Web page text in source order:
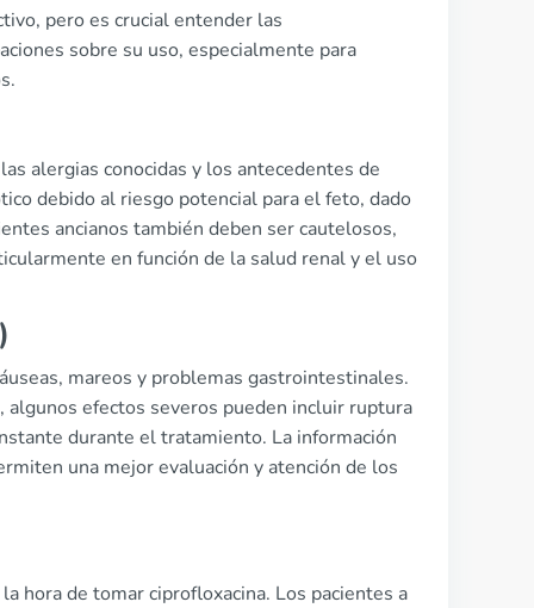
pero es crucial entender las
sobre su uso, especialmente para
alergias conocidas y los antecedentes de
debido al riesgo potencial para el feto, dado
ancianos también deben ser cautelosos,
en función de la salud renal y el uso
mareos y problemas gastrointestinales.
algunos efectos severos pueden incluir ruptura
durante el tratamiento. La información
una mejor evaluación y atención de los
hora de tomar ciprofloxacina. Los pacientes a